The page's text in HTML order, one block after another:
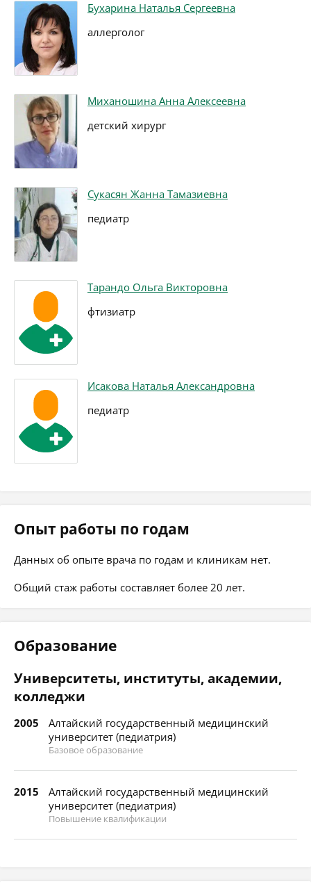
Бухарина Наталья Сергеевна
аллерголог
Миханошина Анна Алексеевна
детский хирург
Сукасян Жанна Тамазиевна
педиатр
Тарандо Ольга Викторовна
фтизиатр
Исакова Наталья Александровна
педиатр
Опыт работы по годам
Данных об опыте врача по годам и клиникам нет.
Общий стаж работы составляет более 20 лет.
Образование
Университеты, институты, академии,
колледжи
2005
Алтайский государственный медицинский
университет (педиатрия)
Базовое образование
2015
Алтайский государственный медицинский
университет (педиатрия)
Повышение квалификации